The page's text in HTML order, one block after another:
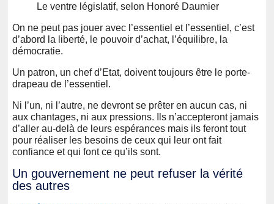
Le ventre législatif, selon Honoré Daumier
On ne peut pas jouer avec l’essentiel et l’essentiel, c’est
d’abord la liberté, le pouvoir d’achat, l’équilibre, la
démocratie.
Un patron, un chef d’Etat, doivent toujours être le porte-
drapeau de l’essentiel.
Ni l’un, ni l’autre, ne devront se prêter en aucun cas, ni
aux chantages, ni aux pressions. Ils n’accepteront jamais
d’aller au-delà de leurs espérances mais ils feront tout
pour réaliser les besoins de ceux qui leur ont fait
confiance et qui font ce qu’ils sont.
Un gouvernement ne peut refuser la vérité
des autres